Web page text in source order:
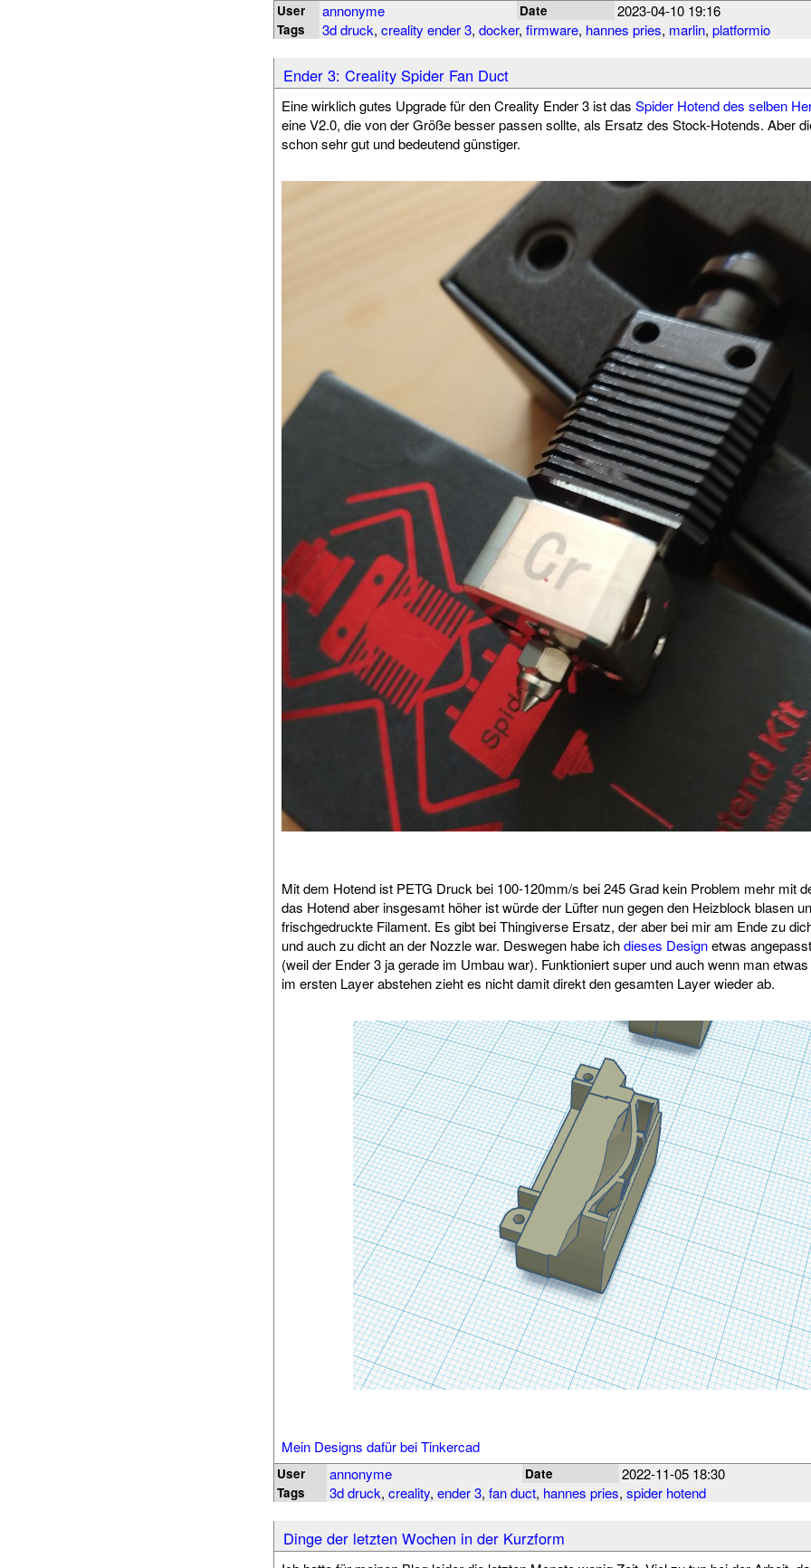
User annonyme Date 2023-04-10 19:16
Tags 3d druck, creality ender 3, docker, firmware, hannes pries, marlin, platformio
Ender 3: Creality Spider Fan Duct
Eine wirklich gutes Upgrade für den Creality Ender 3 ist das Spider Hotend des selben
eine V2.0, die von der Größe besser passen sollte, als Ersatz des Stock-Hotends. Aber
schon sehr gut und bedeutend günstiger.
Mit dem Hotend ist PETG Druck bei 100-120mm/s bei 245 Grad kein Problem mehr mit
das Hotend aber insgesamt höher ist würde der Lüfter nun gegen den Heizblock blasen
frischgedruckte Filament. Es gibt bei Thingiverse Ersatz, der aber bei mir am Ende zu
und auch zu dicht an der Nozzle war. Deswegen habe ichdieses Designetwas
(weil der Ender 3 ja gerade im Umbau war). Funktioniert super und auch wenn man
im ersten Layer abstehen zieht es nicht damit direkt den gesamten Layer wieder ab.
Mein Designs dafür bei Tinkercad
User annonyme Date 2022-11-05 18:30
Tags 3d druck, creality, ender 3, fan duct, hannes pries, spider hotend
Dinge der letzten Wochen in der Kurzform